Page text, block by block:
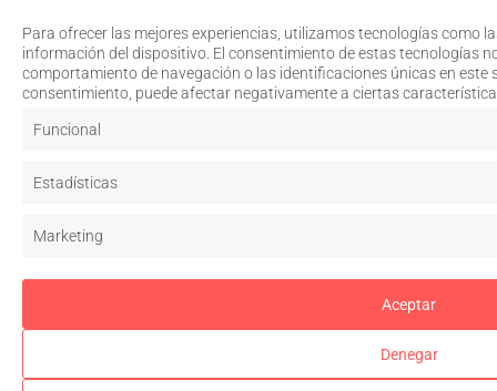
Para ofrecer las mejores experiencias, utilizamos tecnologías como
información del dispositivo. El consentimiento de estas tecnologías
comportamiento de navegación o las identificaciones únicas en este
consentimiento, puede afectar negativamente a ciertas
Funcional
Estadísticas
Marketing
Aceptar
Denegar